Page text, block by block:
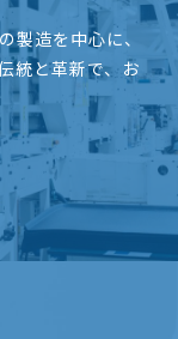
製造を中心に、
統と革新で、お